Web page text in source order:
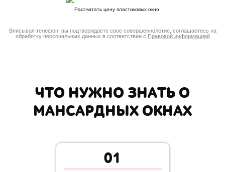
Вписывая телефон, вы подтверждаете свое совершеннолетие, соглашаетесь на
обработку персональных данных в соответствии с Правовой информацией
ЧТО НУЖНО ЗНАТЬ О
МАНСАРДНЫХ ОКНАХ
01